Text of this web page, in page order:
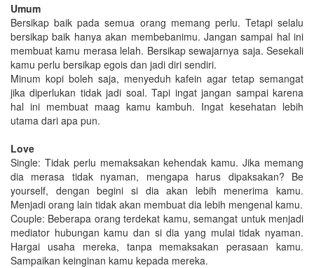
Umum
Bersikap baik pada semua orang memang perlu. Tetapi selalu
bersikap baik hanya akan membebanimu. Jangan sampai hal ini
membuat kamu merasa lelah. Bersikap sewajarnya saja. Sesekali
kamu perlu bersikap egois dan jadi diri sendiri.
Minum kopi boleh saja, menyeduh kafein agar tetap semangat
jika diperlukan tidak jadi soal. Tapi ingat jangan sampai karena
hal ini membuat maag kamu kambuh. Ingat kesehatan lebih
utama dari apa pun.
Love
Single: Tidak perlu memaksakan kehendak kamu. Jika memang
dia merasa tidak nyaman, mengapa harus dipaksakan? Be
yourself, dengan begini si dia akan lebih menerima kamu.
Menjadi orang lain tidak akan membuat dia lebih mengenal kamu.
Couple: Beberapa orang terdekat kamu, semangat untuk menjadi
mediator hubungan kamu dan si dia yang mulai tidak nyaman.
Hargai usaha mereka, tanpa memaksakan perasaan kamu.
Sampaikan keinginan kamu kepada mereka.